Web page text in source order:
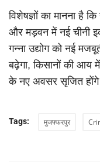
विशेषज्ञों का मानना है
और मड़वन में नई चीनी
गन्ना उद्योग को नई
बढ़ेगा, किसानों की आय में
के नए अवसर सृजित
Tags: मुजफ्फरपुर